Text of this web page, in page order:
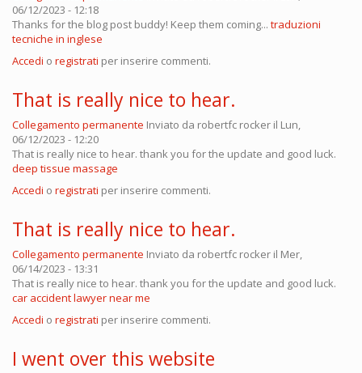
06/12/2023 - 12:18
Thanks for the blog post buddy! Keep them coming... traduzioni
tecniche in inglese
Accedi o registrati per inserire commenti.
That is really nice to hear.
Collegamento permanente Inviato da robertfc rocker il Lun,
06/12/2023 - 12:20
That is really nice to hear. thank you for the update and good luck.
deep tissue massage
Accedi o registrati per inserire commenti.
That is really nice to hear.
Collegamento permanente Inviato da robertfc rocker il Mer,
06/14/2023 - 13:31
That is really nice to hear. thank you for the update and good luck.
car accident lawyer near me
Accedi o registrati per inserire commenti.
I went over this website